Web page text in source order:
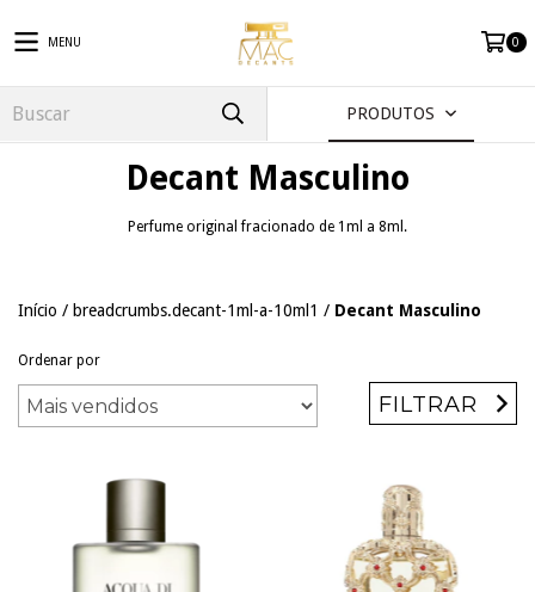
MENU 0
PRODUTOS
Decant Masculino
Perfume original fracionado de 1ml a 8ml.
Início / breadcrumbs.decant-1ml-a-10ml1 / Decant Masculino
Ordenar por
FILTRAR